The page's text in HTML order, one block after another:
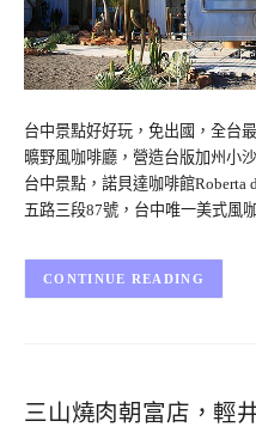
台中景點好好玩，免出國，全台
曠野風咖啡廳，營造台版加州小
台中景點，諾貝達咖啡館Roberta
五路三段87號，台中唯一美式風
CONTINUE READING
三山燒肉朝富店，輕